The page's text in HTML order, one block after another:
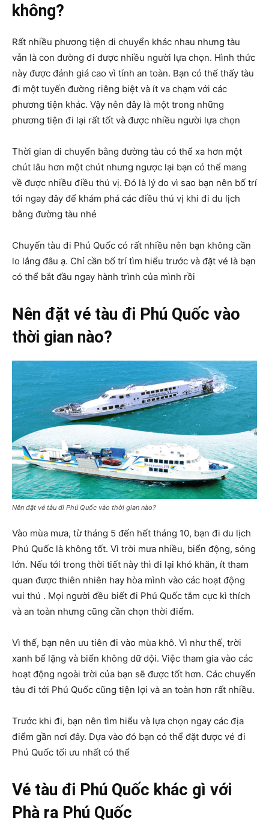
không?
Rất nhiều phương tiện di chuyển khác nhau nhưng tàu
vẫn là con đường đi được nhiều người lựa chọn. Hình thức
này được đánh giá cao vì tính an toàn. Bạn có thể thấy tàu
đi một tuyến đường riêng biệt và ít va chạm với các
phương tiện khác. Vậy nên đây là một trong những
phương tiện đi lại rất tốt và được nhiều người lựa chọn
Thời gian di chuyển bằng đường tàu có thể xa hơn một
chút lâu hơn một chút nhưng ngược lại bạn có thể mang
về được nhiều điều thú vị. Đó là lý do vì sao bạn nên bố trí
tới ngay đây để khám phá các điều thú vị khi đi du lịch
bằng đường tàu nhé
Chuyến tàu đi Phú Quốc có rất nhiều nên bạn không cần
lo lắng đâu ạ. Chỉ cần bố trí tìm hiểu trước và đặt vé là bạn
có thể bắt đầu ngay hành trình của mình rồi
Nên đặt vé tàu đi Phú Quốc vào
thời gian nào?
Nên đặt vé tàu đi Phú Quốc vào thời gian nào?
Vào mùa mưa, từ tháng 5 đến hết tháng 10, bạn đi du lịch
Phú Quốc là không tốt. Vì trời mưa nhiều, biển động, sóng
lớn. Nếu tới trong thời tiết này thì đi lại khó khăn, ít tham
quan được thiên nhiên hay hòa mình vào các hoạt động
vui thú . Mọi người đều biết đi Phú Quốc tắm cực kì thích
và an toàn nhưng cũng cần chọn thời điểm.
Vì thế, bạn nên ưu tiên đi vào mùa khô. Vì như thế, trời
xanh bể lặng và biển không dữ dội. Việc tham gia vào các
hoạt động ngoài trời của bạn sẽ được tốt hơn. Các chuyến
tàu đi tới Phú Quốc cũng tiện lợi và an toàn hơn rất nhiều.
Trước khi đi, bạn nên tìm hiểu và lựa chọn ngay các địa
điểm gần nơi đây. Dựa vào đó bạn có thể đặt được vé đi
Phú Quốc tối ưu nhất có thể
Vé tàu đi Phú Quốc khác gì với
Phà ra Phú Quốc